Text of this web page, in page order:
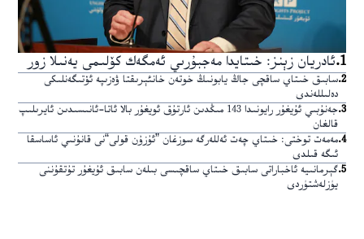
1
.ئادريان زېنز: خىتايدا مەجبۇرىي ئەمگەك كۆلىمى يەنىلا زور
2
.سابىق خىتاي ساقچى جاڭ يابونىڭ خوتەن خانئېرىقتا ۋەزىپە ئۆتىگەنلىكى
دەلىللەندى
3
.
جەنۇبىي ئۇيغۇر رايونىدا 143 مىڭدىن ئارتۇق ئويغۇر بالا ئاتا-ئانىسىدىن ئايرىلىپ
قالغان
4
.مەمەت توختى: خىتاي چەت ئەللەرگە سوزغان ”ئۇزۇن قولى“نى قانۇنىي ئاساسقا
ئىگە قىلدى
5
.گېرمانىيە ئاخباراتى سابىق خىتاي ساقچىسى بىلەن سابىق ئۇيغۇر تۇتقۇننى
يۈزلەشتۈردى